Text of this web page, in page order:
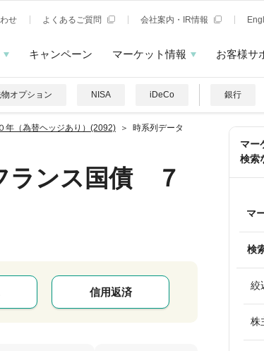
せ よくあるご質問 会社案内・IR情報
キャンペーン マーケット情報 お客様サ
オプション NISA iDeCo 銀行
（為替ヘッジあり）(2092) 時系列データ
ランス国債 ７
信用返済
マー
検索
マ
検
絞
株